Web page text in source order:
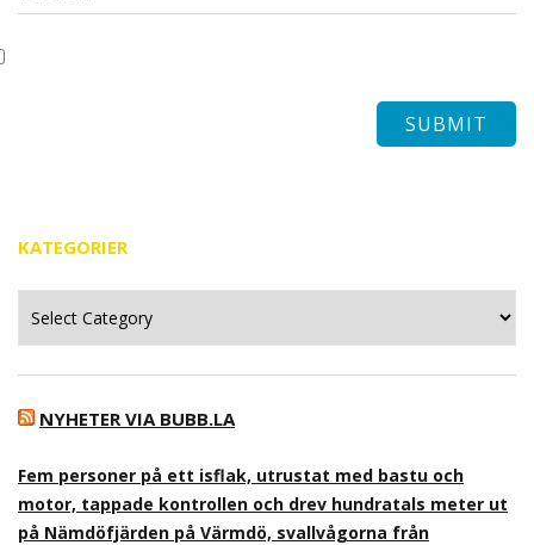
KATEGORIER
NYHETER VIA BUBB.LA
Fem personer på ett isflak, utrustat med bastu och
motor, tappade kontrollen och drev hundratals meter ut
på Nämdöfjärden på Värmdö, svallvågorna från